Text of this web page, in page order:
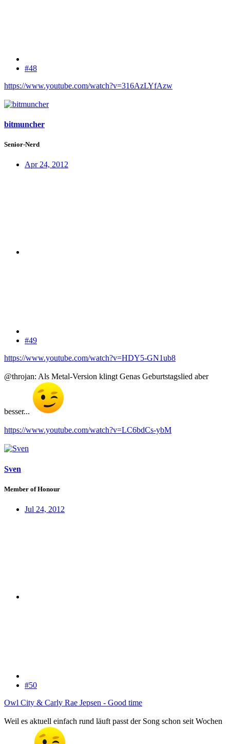
#48
https://www.youtube.com/watch?v=316AzLYfAzw
bitmuncher
Senior-Nerd
Apr 24, 2012
#49
https://www.youtube.com/watch?v=HDY5-GN1ub8
@throjan: Als Metal-Version klingt Genas Geburtstagslied aber
besser...
https://www.youtube.com/watch?v=LC6bdCs-ybM
Sven
Member of Honour
Jul 24, 2012
#50
Owl City & Carly Rae Jepsen - Good time
Weil es aktuell einfach rund läuft passt der Song schon seit Wochen